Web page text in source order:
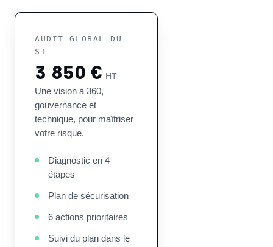
AUDIT GLOBAL DU
SI
3 850 € HT
Une vision à 360,
gouvernance et
technique, pour maîtriser
votre risque.
Diagnostic en 4
étapes
Plan de sécurisation
6 actions prioritaires
Suivi du plan dans le